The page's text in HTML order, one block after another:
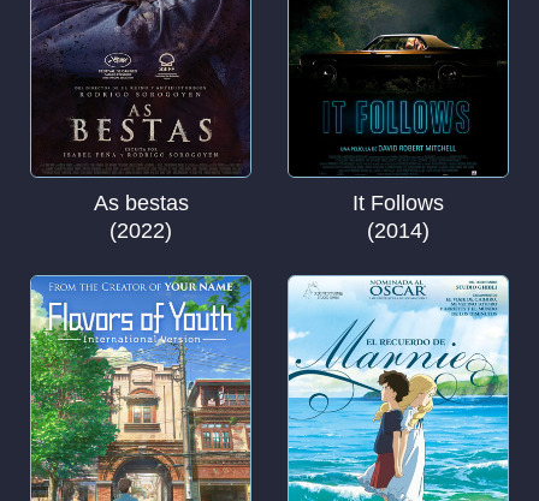
As bestas
(2022)
It Follows
(2014)